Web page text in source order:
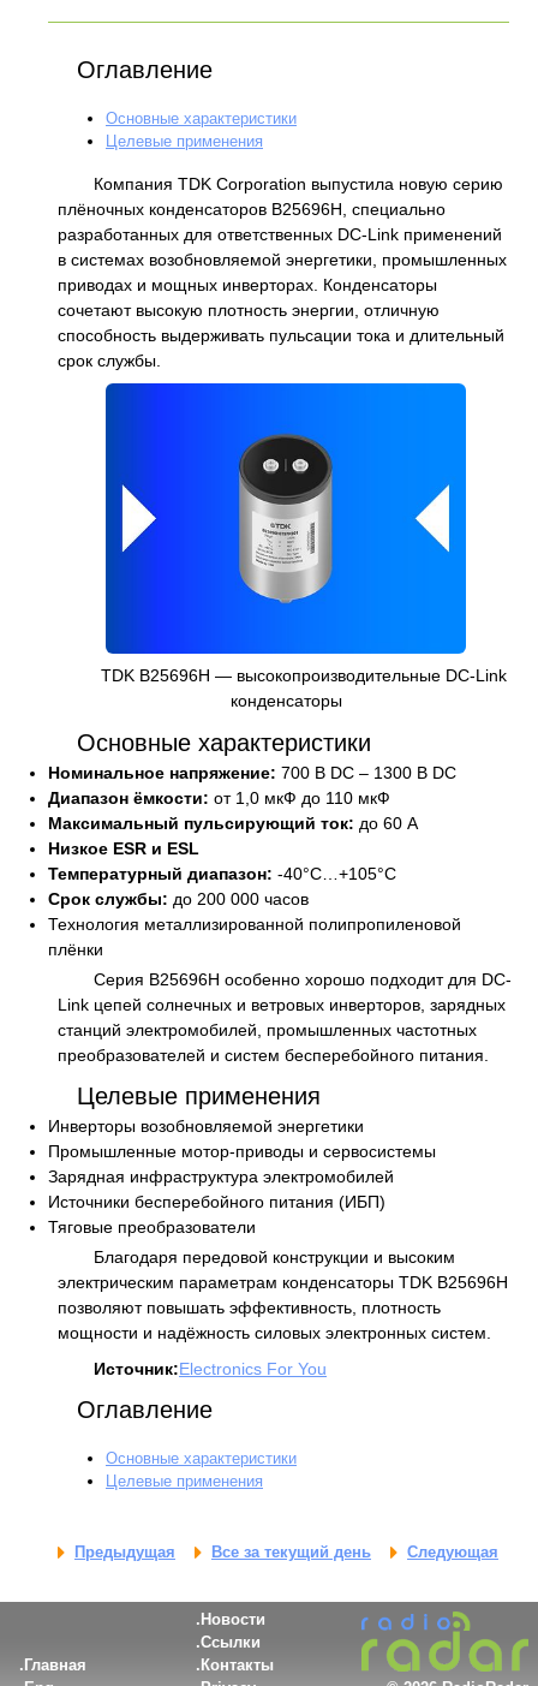
Оглавление
Основные характеристики
Целевые применения
Компания TDK Corporation выпустила новую серию
плёночных конденсаторов B25696H, специально
разработанных для ответственных DC-Link применений
в системах возобновляемой энергетики, промышленных
приводах и мощных инверторах. Конденсаторы
сочетают высокую плотность энергии, отличную
способность выдерживать пульсации тока и длительный
срок службы.
TDK B25696H — высокопроизводительные DC-Link
конденсаторы
Основные характеристики
Номинальное напряжение: 700 В DC – 1300 В DC
Диапазон ёмкости: от 1,0 мкФ до 110 мкФ
Максимальный пульсирующий ток: до 60 А
Низкое ESR и ESL
Температурный диапазон: -40°C…+105°C
Срок службы: до 200 000 часов
Технология металлизированной полипропиленовой
плёнки
Серия B25696H особенно хорошо подходит для DC-
Link цепей солнечных и ветровых инверторов, зарядных
станций электромобилей, промышленных частотных
преобразователей и систем бесперебойного питания.
Целевые применения
Инверторы возобновляемой энергетики
Промышленные мотор-приводы и сервосистемы
Зарядная инфраструктура электромобилей
Источники бесперебойного питания (ИБП)
Тяговые преобразователи
Благодаря передовой конструкции и высоким
электрическим параметрам конденсаторы TDK B25696H
позволяют повышать эффективность, плотность
мощности и надёжность силовых электронных систем.
Источник:Electronics For You
Оглавление
Основные характеристики
Целевые применения
Предыдущая Все за текущий день Следующая
Главная
Новости
Ссылки
Контакты